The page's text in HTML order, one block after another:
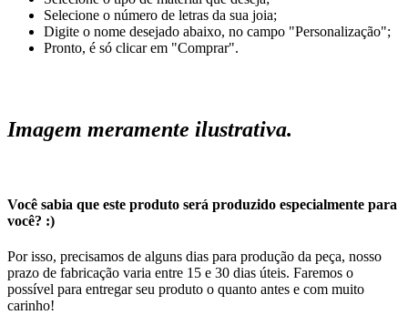
Selecione o número de letras da sua joia;
Digite o nome desejado abaixo, no campo "Personalização";
Pronto, é só clicar em "Comprar".
Imagem meramente ilustrativa.
Você sabia que este produto será produzido especialmente para
você? :)
Por isso, precisamos de alguns dias para produção da peça, nosso
prazo de fabricação varia entre 15 e 30 dias úteis. Faremos o
possível para entregar seu produto o quanto antes e com muito
carinho!